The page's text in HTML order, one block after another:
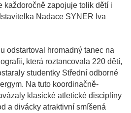
každoročně zapojuje tolik dětí i
Nadace SYNER Iva
odstartoval hromadný tanec na
která roztancovala 220 dětí,
studentky Střední odborné
Na tuto koordinačně-
klasické atletické disciplíny
a divácky atraktivní smíšená